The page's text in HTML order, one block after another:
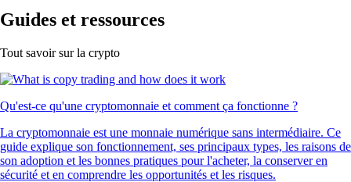
Guides et ressources
Tout savoir sur la crypto
Qu'est-ce qu'une cryptomonnaie et comment ça fonctionne ?
La cryptomonnaie est une monnaie numérique sans intermédiaire. Ce
guide explique son fonctionnement, ses principaux types, les raisons de
son adoption et les bonnes pratiques pour l'acheter, la conserver en
sécurité et en comprendre les opportunités et les risques.